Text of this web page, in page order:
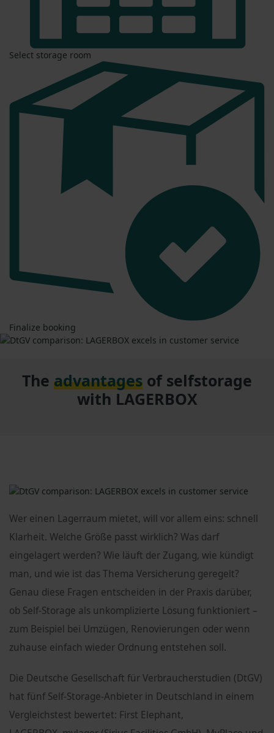
Select storage room
Finalize booking
The advantages of selfstorage
with LAGERBOX
Wer einen Lagerraum mietet, will vor allem eins: schnell
Klarheit. Welche Größe passt wirklich? Was darf
eingelagert werden? Wie läuft der Zugang, wie kündigt
man, und wie ist das Thema Versicherung geregelt?
Genau diese Fragen entscheiden in der Praxis darüber,
ob Self-Storage als unkomplizierte Lösung funktioniert –
zum Beispiel bei Umzügen, Renovierungen oder wenn
zuhause einfach wieder Ordnung entstehen soll.
Die Deutsche Gesellschaft für Verbraucherstudien (DtGV)
hat fünf Self-Storage-Anbieter in Deutschland in einem
Vergleichstest bewertet: First Elephant,